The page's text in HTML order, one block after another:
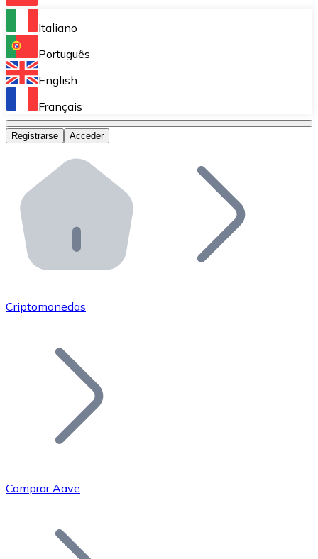
Bitnovo Ramp
Integra nuestra solución en tu plataforma.
Bitnovo Giftcards
Bitnovo OTC
Bitnovo ATM
Integra un ATM Bitnovo en tu negocio y permite que
Bitnovo API
Integra nuestra API en tu ecosistema.
Únete a nuestra red de distribuidores.
Añade tu proyecto a nuestro ecosistema.
Bitcoin
Italiano
Português
English
Français
Registrarse Acceder
Criptomonedas
Comprar Aave